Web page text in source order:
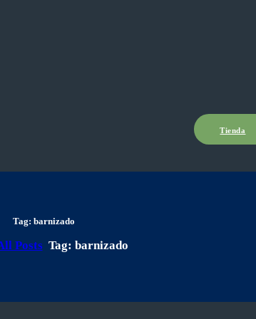
Tienda
Tag: barnizado
Posts Tag: barnizado